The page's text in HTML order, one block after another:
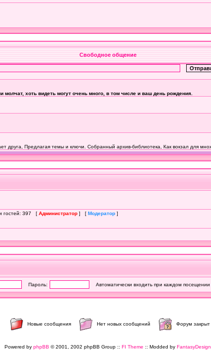
Свободное общение
и гостей: 397 [ Администратор ] [ Модератор ]
Пароль: Автоматически входить при каждом посещении
Новые сообщения Нет новых сообщений Форум закрыт
Powered by phpBB © 2001, 2002 phpBB Group :: FI Theme :: Modded by FantasyDesign